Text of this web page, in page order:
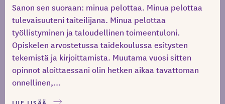
Sanon sen suoraan: minua pelottaa. Minua pelottaa
tulevaisuuteni taiteilijana. Minua pelottaa
työllistyminen ja taloudellinen toimeentuloni.
Opiskelen arvostetussa taidekoulussa esitysten
tekemistä ja kirjoittamista. Muutama vuosi sitten
opinnot aloittaessani olin hetken aikaa tavattoman
onnellinen,...